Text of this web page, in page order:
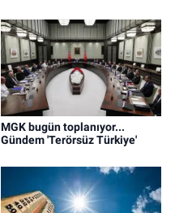
MGK bugün toplanıyor...
Gündem 'Terörsüz Türkiye'